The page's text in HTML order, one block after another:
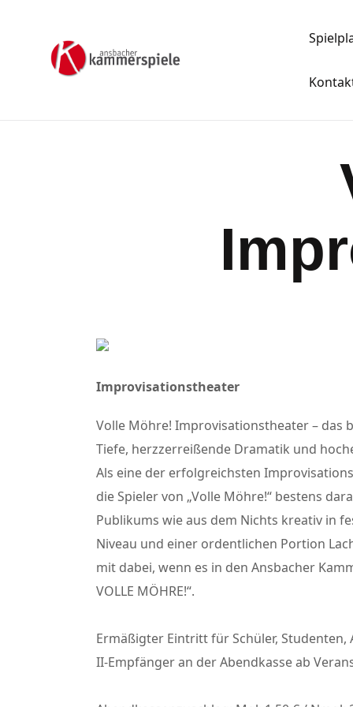
Improvisationstheater
Volle Möhre! Improvisationstheater – das
Tiefe, herzzerreißende Dramatik und
Als eine der erfolgreichsten
die Spieler von „Volle Möhre!“ bestens
Publikums wie aus dem Nichts kreativ in
Niveau und einer ordentlichen Portion
mit dabei, wenn es in den Ansbacher
VOLLE MÖHRE!“.
Ermäßigter Eintritt für Schüler, Studenten,
II-Empfänger an der Abendkasse ab